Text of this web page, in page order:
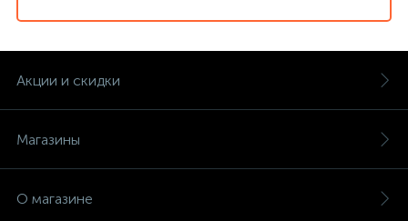
Акции и скидки
Магазины
О магазине